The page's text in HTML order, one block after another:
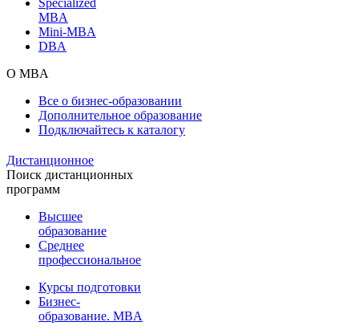
MBA
Mini-MBA
DBA
О MBA
Все о бизнес-образовании
Дополнительное образование
Подключайтесь к каталогу
Дистанционное
Поиск дистанционных
программ
Высшее
образование
Среднее
профессиональное
Курсы подготовки
Бизнес-
образование. MBA